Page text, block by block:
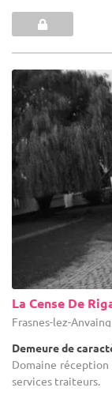
La Cense De
Frasnes-lez-
Demeure de
Domaine
services traiteurs.